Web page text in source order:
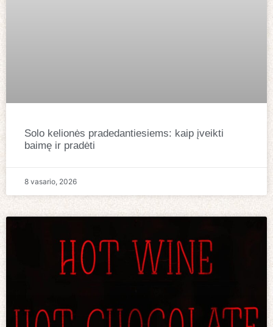
Solo kelionės pradedantiesiems: kaip įveikti
baimę ir pradėti
8 vasario, 2026